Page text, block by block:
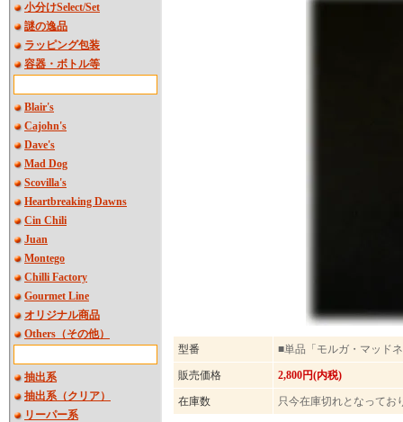
小分けSelect/Set
謎の逸品
ラッピング包装
容器・ボトル等
Blair's
Cajohn's
Dave's
Mad Dog
Scovilla's
Heartbreaking Dawns
Cin Chili
Juan
Montego
Chilli Factory
Gourmet Line
オリジナル商品
Others（その他）
抽出系
抽出系（クリア）
リーパー系
型番 ■単品「モルガ・マッド
販売価格 2,800円(内税)
在庫数 只今在庫切れとなってお